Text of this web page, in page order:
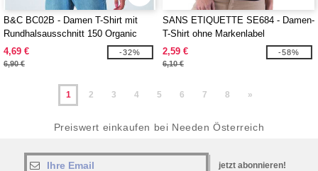
B&C BC02B - Damen T-Shirt mit
Rundhalsausschnitt 150 Organic
4,69 €
6,90 €
-32%
SANS ETIQUETTE SE684 - Damen-
T-Shirt ohne Markenlabel
2,59 €
6,10 €
-58%
1 2 3 4 5 6 7 8 »
Preiswert einkaufen bei Needen Österreich
jetzt abonnieren!